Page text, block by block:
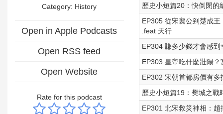
Category: History
Open in Apple Podcasts
Open RSS feed
Open Website
Rate for this podcast
歷史小短篇20：快倒閉的
EP305 從宋襄公到楚成
.feat 天行
EP304 賺多少錢才會感
EP303 皇帝吃什麼壯陽
EP302 宋朝首都房價有
歷史小短篇19：樊城之戰
EP301 北宋救災神相：